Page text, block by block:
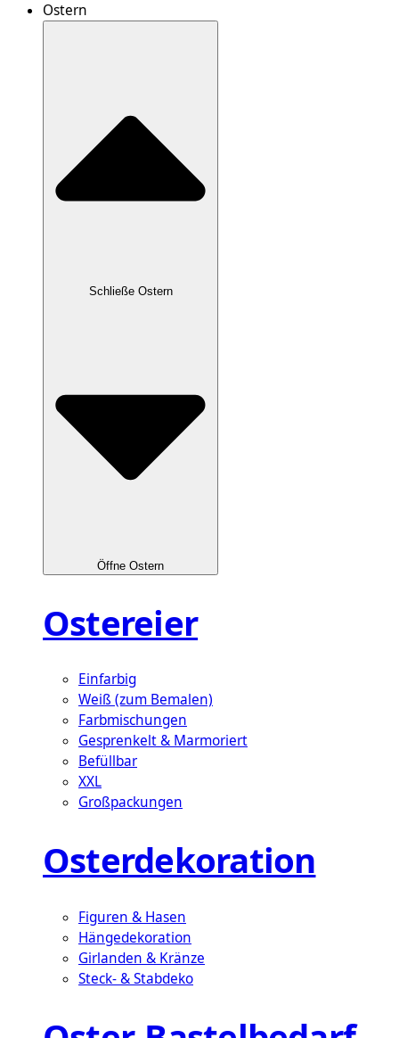
Ostern
Schließe Ostern
Öffne Ostern
Ostereier
Einfarbig
Weiß (zum Bemalen)
Farbmischungen
Gesprenkelt & Marmoriert
Befüllbar
XXL
Großpackungen
Osterdekoration
Figuren & Hasen
Hängedekoration
Girlanden & Kränze
Steck- & Stabdeko